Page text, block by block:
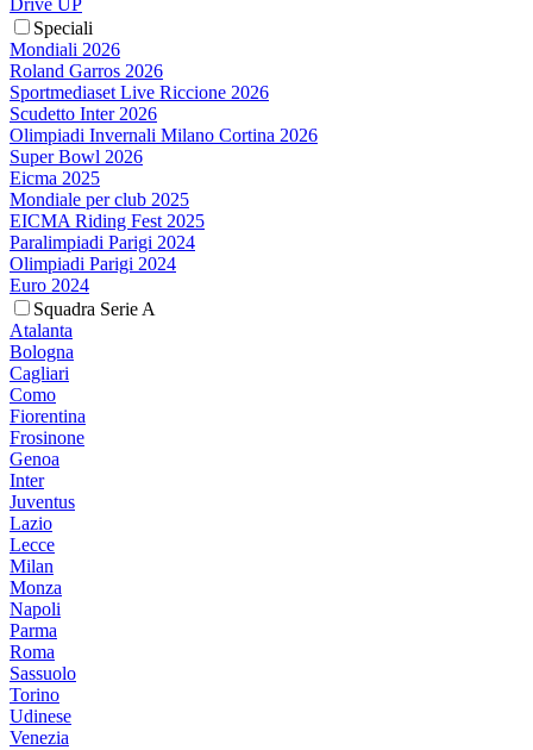
Drive UP
Speciali
Mondiali 2026
Roland Garros 2026
Sportmediaset Live Riccione 2026
Scudetto Inter 2026
Olimpiadi Invernali Milano Cortina 2026
Super Bowl 2026
Eicma 2025
Mondiale per club 2025
EICMA Riding Fest 2025
Paralimpiadi Parigi 2024
Olimpiadi Parigi 2024
Euro 2024
Squadra Serie A
Atalanta
Bologna
Cagliari
Como
Fiorentina
Frosinone
Genoa
Inter
Juventus
Lazio
Lecce
Milan
Monza
Napoli
Parma
Roma
Sassuolo
Torino
Udinese
Venezia